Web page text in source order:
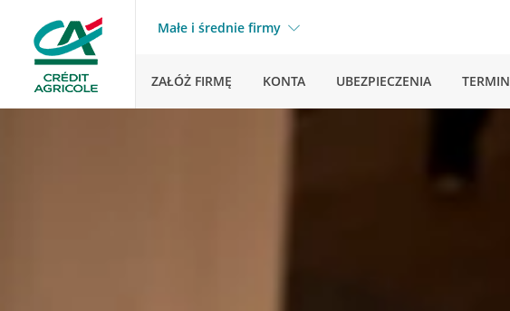
Małe i średnie firmy
ZAŁÓŻ FIRMĘ KONTA UBEZPIECZENIA